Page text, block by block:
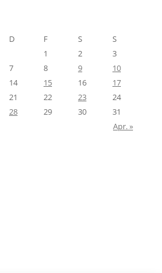
D F S
S
1
2
3
7 8 9
10
14 15 16
17
21 22 23
24
28 29 30
31
Apr. »